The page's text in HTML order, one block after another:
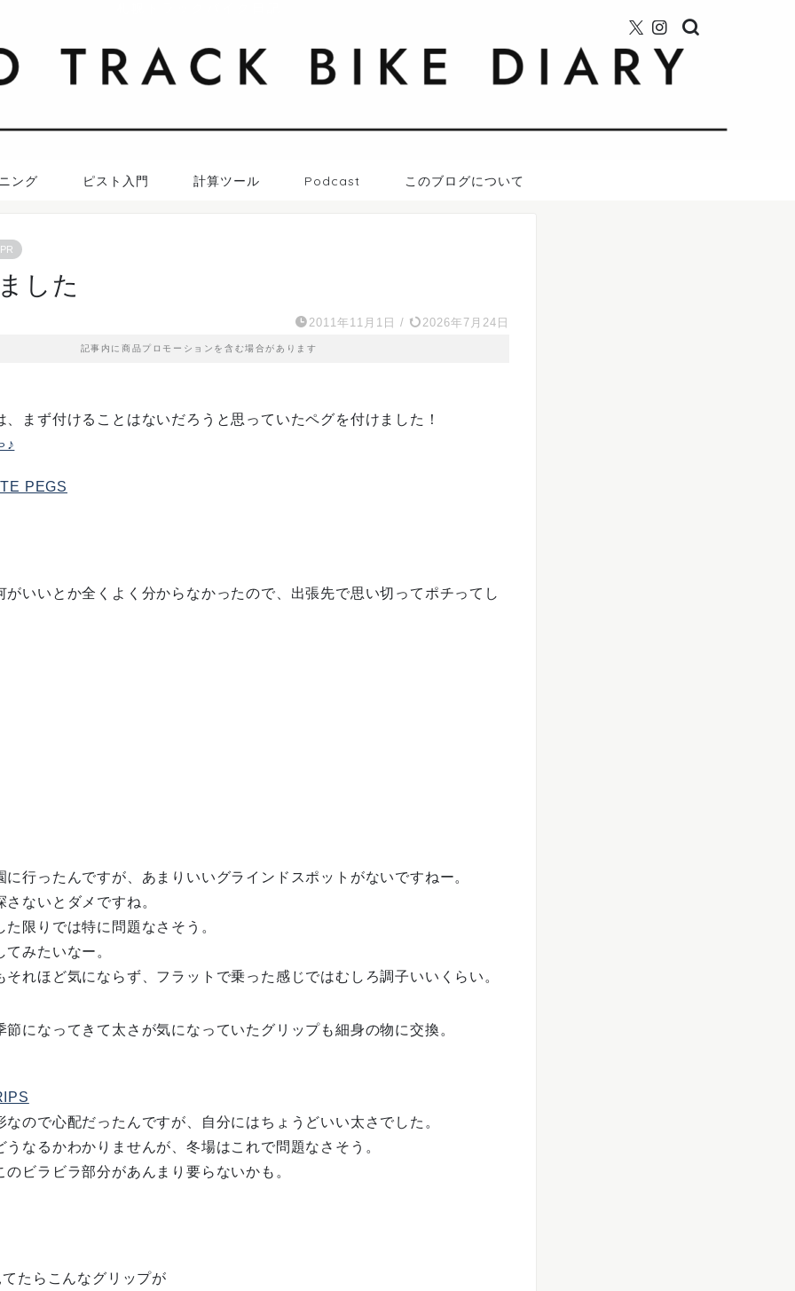
ング ピスト入門 計算ツール Podcast このブログについて
PR
した
2011年11月1日 / 2026年7月24日
記事内に商品プロモーションを含む場合があります
、まず付けることはないだろうと思っていたペグを付けました！
PEGS
がいいとか全くよく分からなかったので、出張先で思い切ってポチってし
に行ったんですが、あまりいいグラインドスポットがないですねー。
さないとダメですね。
た限りでは特に問題なさそう。
てみたいなー。
それほど気にならず、フラットで乗った感じではむしろ調子いいくらい。
節になってきて太さが気になっていたグリップも細身の物に交換。
なので心配だったんですが、自分にはちょうどいい太さでした。
うなるかわかりませんが、冬場はこれで問題なさそう。
のビラビラ部分があんまり要らないかも。
たらこんなグリップが